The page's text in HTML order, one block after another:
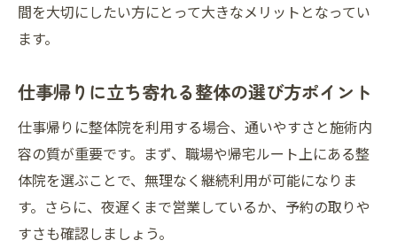
間を大切にしたい方にとって大きなメリットとなってい
ます。
仕事帰りに立ち寄れる整体の選び方ポイント
仕事帰りに整体院を利用する場合、通いやすさと施術内
容の質が重要です。まず、職場や帰宅ルート上にある整
体院を選ぶことで、無理なく継続利用が可能になりま
す。さらに、夜遅くまで営業しているか、予約の取りや
すさも確認しましょう。